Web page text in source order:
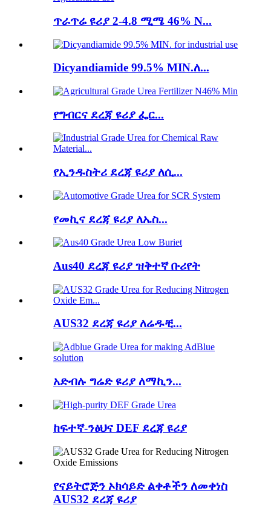
ጥራጥሬ ዩሪያ 2-4.8 ሚሜ 46% N...
Dicyandiamide 99.5% MIN.ለ...
የግብርና ደረጃ ዩሪያ ፌር...
የኢንዱስትሪ ደረጃ ዩሪያ ለሲ...
የመኪና ደረጃ ዩሪያ ለኤስ...
Aus40 ደረጃ ዩሪያ ዝቅተኛ ቡሪየት
AUS32 ደረጃ ዩሪያ ለሬዱቺ...
አድብሉ ግሬድ ዩሪያ ለማኪን...
ከፍተኛ-ንፅህና DEF ደረጃ ዩሪያ
የናይትሮጅን ኦክሳይድ ልቀቶችን ለመቀነስ
AUS32 ደረጃ ዩሪያ